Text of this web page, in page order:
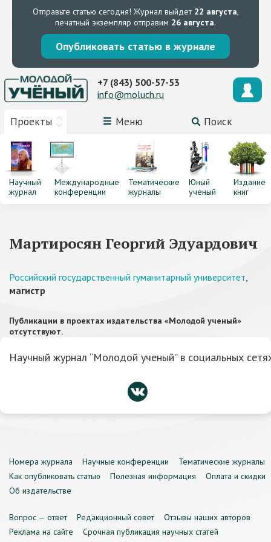
Отправьте статью сегодня! Журнал выйдет 22 августа,
печатный экземпляр отправим 26 августа.
Опубликовать статью в журнале
Проекты Меню Поиск
+7 (843) 500-57-53
info@moluch.ru
Научный
журнал
Международные
конференции
Тематические
журналы
Юный
ученый
Издание
книг
Мартиросян Георгий Эдуардович
Российский государственный гуманитарный университет,
магистр
Публикации в проектах издательства «Молодой ученый»
отсутствуют.
Научный журнал “Молодой ученый” в социальных
Номера журнала Научные конференции
Тематические журналы
Как опубликовать статью
Полезная информация
Оплата и скидки
Об издательстве
Вопрос — ответ Редакционный совет
Отзывы наших авторов
Реклама на сайте
Срочная публикация научных статей